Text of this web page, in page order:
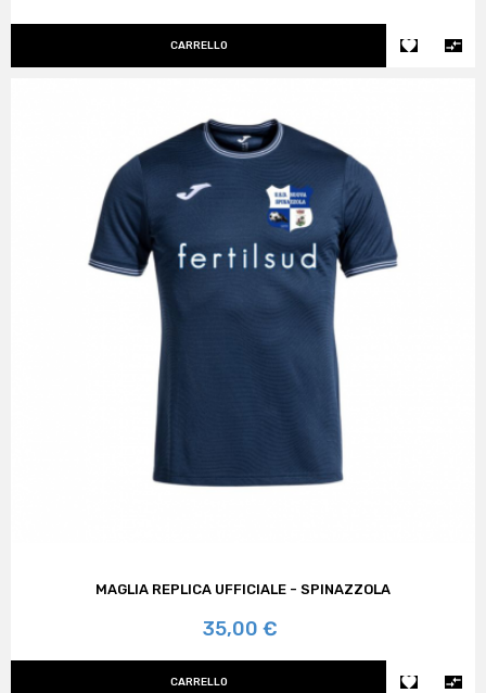
CARRELLO  
MAGLIA REPLICA UFFICIALE - SPINAZZOLA
Prezzo
35,00 €
CARRELLO  